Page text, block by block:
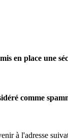
en place une
comme
à l'adresse